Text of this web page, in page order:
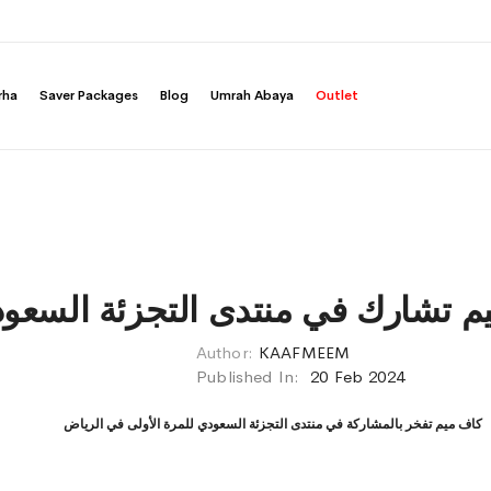
Saver Packages Blog Umrah Abaya Outlet
تشارك في منتدى التجزئة
Author: KAAFMEEM
Published In:
20 Feb 2024
كاف ميم تفخر بالمشاركة في منتدى التجزئة السعودي للمرة الأولى في الرياض